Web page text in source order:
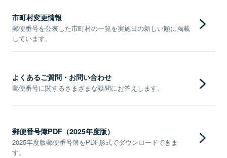
市町村変更情報
郵便番号を公表した市町村の一覧を実施日の新しい順に掲載
しています。
よくあるご質問・お問い合わせ
郵便番号に関するさまざまな疑問にお答えします。
郵便番号簿PDF（2025年度版）
2025年度版郵便番号簿をPDF形式でダウンロードできま
す。